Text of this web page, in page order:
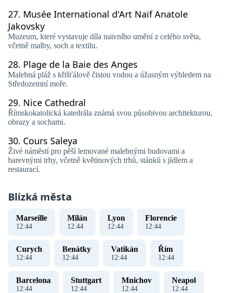
27. Musée International d'Art Naïf Anatole
Jakovsky
Muzeum, které vystavuje díla naivního umění z celého světa,
včetně malby, soch a textilu.
28. Plage de la Baie des Anges
Malebná pláž s křišťálově čistou vodou a úžasným výhledem na
Středozemní moře.
29. Nice Cathedral
Římskokatolická katedrála známá svou působivou architekturou,
obrazy a sochami.
30. Cours Saleya
Živé náměstí pro pěší lemované malebnými budovami a
barevnými trhy, včetně květinových trhů, stánků s jídlem a
restaurací.
Blízká města
Marseille
12:44
Milán
12:44
Lyon
12:44
Florencie
12:44
Curych
12:44
Benátky
12:44
Vatikán
12:44
Řím
12:44
Barcelona
12:44
Stuttgart
12:44
Mnichov
12:44
Neapol
12:44